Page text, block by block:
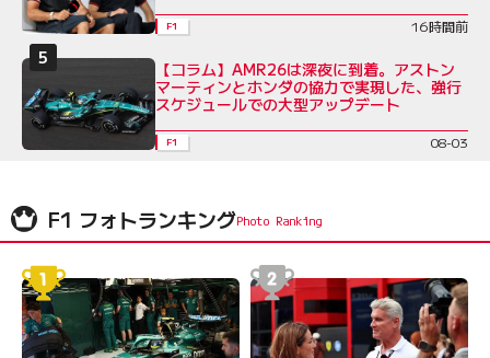
F1 16時間前
【コラム】AMR26は深夜に到着。アストン
マーティンとホンダの協力で実現した、強行
スケジュールでの大型アップデート
F1 08-03
F1 フォトランキング